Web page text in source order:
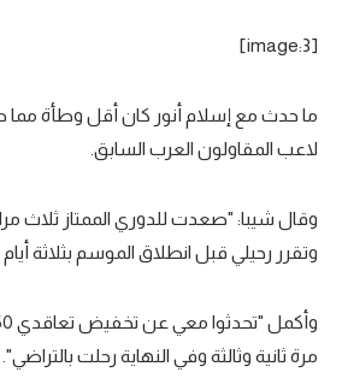
[image:3]
ما حدث مع إسلام أنور كان أقل وطأة
لاعب المقاولون العرب السابق.
وقال شيبا: "صعدت للدوري الممتاز ثلاث
وتقرر رحيلي قبل انطلاق الموسم بثلاثة
مرة ثانية وثالثة وفي النهاية رحلت بالتراضي".